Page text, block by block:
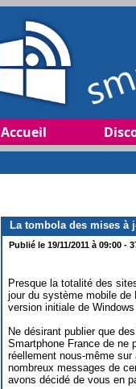
Accueil
La tombola des mises à
Publié le 19/11/2011 à 09:00 -
Presque la totalité des
jour du système mobile de
version initiale de
Ne désirant publier que
Smartphone France de ne
réellement nous-même
nombreux messages de
avons décidé de vous en